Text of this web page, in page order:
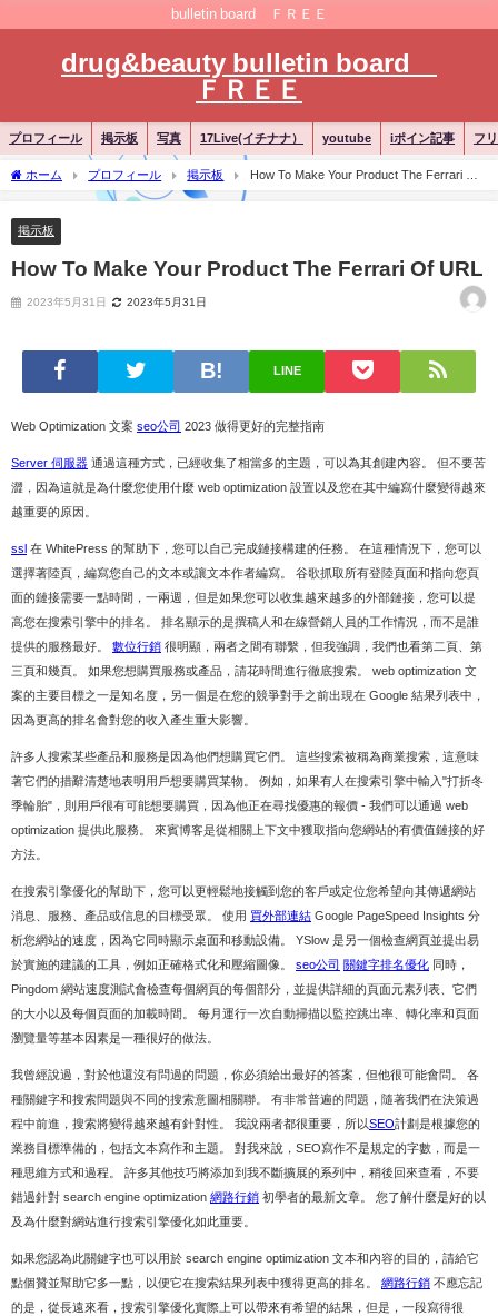
bulletin board ＦＲＥＥ
drug&beauty bulletin board
ＦＲＥＥ
プロフィール 掲示板 写真 17Live(イチナナ） youtube iポイン記事 フ
ホーム プロフィール 掲示板
How To Make Your Product The Ferrari Of
掲示板
How To Make Your Product The Ferrari Of URL
2023年5月31日 2023年5月31日
LINE
Web Optimization 文案 seo公司 2023 做得更好的完整指南
Server 伺服器 通過這種方式，已經收集了相當多的主題，可以為其創建內容。 但不要苦
澀，因為這就是為什麼您使用什麼 web optimization 設置以及您在其中編寫什麼變得越來
越重要的原因。
ssl 在 WhitePress 的幫助下，您可以自己完成鏈接構建的任務。 在這種情況下，您可以
選擇著陸頁，編寫您自己的文本或讓文本作者編寫。 谷歌抓取所有登陸頁面和指向您頁
面的鏈接需要一點時間，一兩週，但是如果您可以收集越來越多的外部鏈接，您可以提
高您在搜索引擎中的排名。 排名顯示的是撰稿人和在線營銷人員的工作情況，而不是誰
提供的服務最好。 數位行銷 很明顯，兩者之間有聯繫，但我強調，我們也看第二頁、第
三頁和幾頁。 如果您想購買服務或產品，請花時間進行徹底搜索。 web optimization 文
案的主要目標之一是知名度，另一個是在您的競爭對手之前出現在 Google 結果列表中，
因為更高的排名會對您的收入產生重大影響。
許多人搜索某些產品和服務是因為他們想購買它們。 這些搜索被稱為商業搜索，這意味
著它們的措辭清楚地表明用戶想要購買某物。 例如，如果有人在搜索引擎中輸入"打折冬
季輪胎"，則用戶很有可能想要購買，因為他正在尋找優惠的報價 - 我們可以通過 web
optimization 提供此服務。 來賓博客是從相關上下文中獲取指向您網站的有價值鏈接的好
方法。
在搜索引擎優化的幫助下，您可以更輕鬆地接觸到您的客戶或定位您希望向其傳遞網站
消息、服務、產品或信息的目標受眾。 使用 買外部連結 Google PageSpeed Insights 分
析您網站的速度，因為它同時顯示桌面和移動設備。 YSlow 是另一個檢查網頁並提出易
於實施的建議的工具，例如正確格式化和壓縮圖像。 seo公司 關鍵字排名優化 同時，
Pingdom 網站速度測試會檢查每個網頁的每個部分，並提供詳細的頁面元素列表、它們
的大小以及每個頁面的加載時間。 每月運行一次自動掃描以監控跳出率、轉化率和頁面
瀏覽量等基本因素是一種很好的做法。
我曾經說過，對於他還沒有問過的問題，你必須給出最好的答案，但他很可能會問。 各
種關鍵字和搜索問題與不同的搜索意圖相關聯。 有非常普遍的問題，隨著我們在決策過
程中前進，搜索將變得越來越有針對性。 我說兩者都很重要，所以SEO計劃是根據您的
業務目標準備的，包括文本寫作和主題。 對我來說，SEO寫作不是規定的字數，而是一
種思維方式和過程。 許多其他技巧將添加到我不斷擴展的系列中，稍後回來查看，不要
錯過針對 search engine optimization 網路行銷 初學者的最新文章。 您了解什麼是好的以
及為什麼對網站進行搜索引擎優化如此重要。
如果您認為此關鍵字也可以用於 search engine optimization 文本和內容的目的，請給它
點個贊並幫助它多一點，以便它在搜索結果列表中獲得更高的排名。 網路行銷 不應忘記
的是，從長遠來看，搜索引擎優化實際上可以帶來有希望的結果，但是，一段寫得很